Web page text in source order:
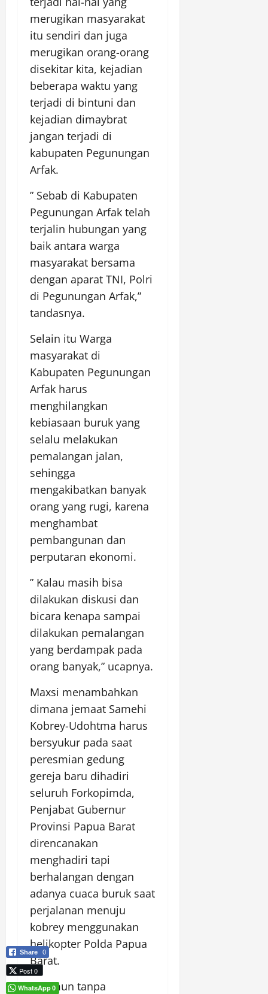
merugikan masyarakat
itu sendiri dan juga
merugikan orang-orang
disekitar kita, kejadian
beberapa waktu yang
terjadi di bintuni dan
kejadian dimaybrat
jangan terjadi di
kabupaten Pegunungan
Arfak.
” Sebab di Kabupaten
Pegunungan Arfak telah
terjalin hubungan yang
baik antara warga
masyarakat bersama
dengan aparat TNI, Polri
di Pegunungan Arfak,”
tandasnya.
Selain itu Warga
masyarakat di
Kabupaten Pegunungan
Arfak harus
menghilangkan
kebiasaan buruk yang
selalu melakukan
pemalangan jalan,
sehingga
mengakibatkan banyak
orang yang rugi, karena
menghambat
pembangunan dan
perputaran ekonomi.
” Kalau masih bisa
dilakukan diskusi dan
bicara kenapa sampai
dilakukan pemalangan
yang berdampak pada
orang banyak,” ucapnya.
Maxsi menambahkan
dimana jemaat Samehi
Kobrey-Udohtma harus
bersyukur pada saat
peresmian gedung
gereja baru dihadiri
seluruh Forkopimda,
Penjabat Gubernur
Provinsi Papua Barat
direncanakan
menghadiri tapi
berhalangan dengan
adanya cuaca buruk saat
perjalanan menuju
kobrey menggunakan
helikopter Polda Papua
Barat.
” Namun tanpa
Share 0
Post 0
WhatsApp0